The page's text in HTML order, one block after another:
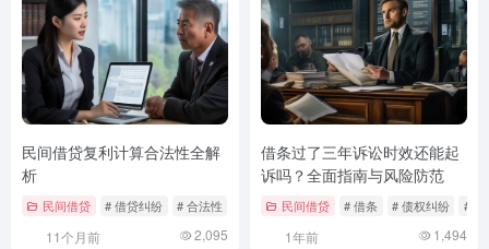
民间借贷复利计算合法性全解
析
民间借贷 # 借贷纠纷 # 合法性 # 复利计算
11个月前 2,095
借条过了三年诉讼时效还能起
诉吗？全面指南与风险防范
民间借贷 # 借条 # 债权纠纷 # 民
1年前 1,494